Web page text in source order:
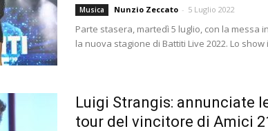
Musica Nunzio Zeccato - 5 Luglio 2022
Parte stasera, martedì 5 luglio, con la messa
la nuova stagione di Battiti Live 2022. Lo show
Luigi Strangis: annunciate
tour del vincitore di Amici